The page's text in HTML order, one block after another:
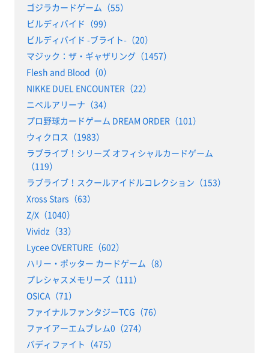
ゴジラカードゲーム（55）
ビルディバイド（99）
ビルディバイド -ブライト-（20）
マジック：ザ・ギャザリング（1457）
Flesh and Blood（0）
NIKKE DUEL ENCOUNTER（22）
ニベルアリーナ（34）
プロ野球カードゲーム DREAM ORDER（101）
ウィクロス（1983）
ラブライブ！シリーズ オフィシャルカードゲーム
（119）
ラブライブ！スクールアイドルコレクション（153）
Xross Stars（63）
Z/X（1040）
Vividz（33）
Lycee OVERTURE（602）
ハリー・ポッター カードゲーム（8）
プレシャスメモリーズ（111）
OSICA（71）
ファイナルファンタジーTCG（76）
ファイアーエムブレム0（274）
バディファイト（475）